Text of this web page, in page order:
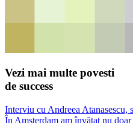
Vezi mai multe povesti
de success
Interviu cu Andreea
În Amsterdam am învățat nu